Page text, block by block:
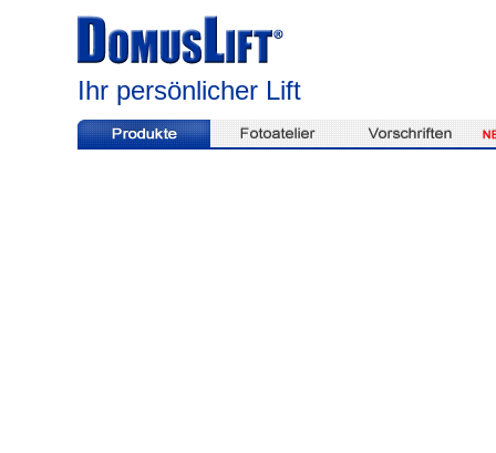
Ihr persönlicher Lift